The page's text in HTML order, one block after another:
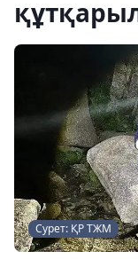
Сурет: ҚР ТЖМ